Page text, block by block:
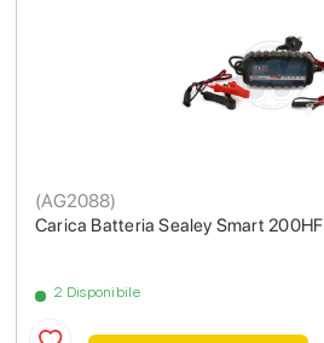
Carica Batteria Sealey Smart 200HF
(AG2088)
2 Disponibile